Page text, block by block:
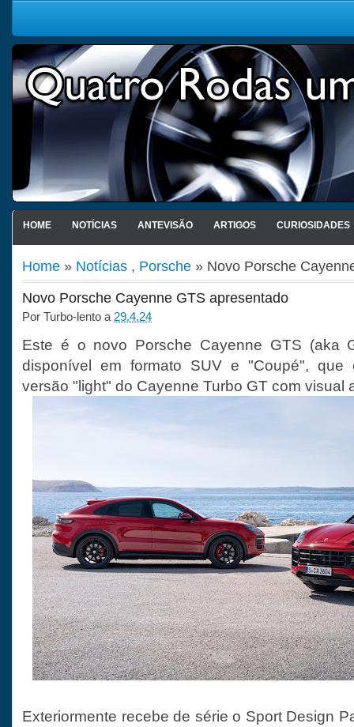
HOME NOTÍCIAS ANTEVISÃO ARTIGOS CURIOSIDADES
Home » Notícias , Porsche » Novo Porsche
Novo Porsche Cayenne GTS apresentado
Por Turbo-lento a 29.4.24
Este é o novo Porsche Cayenne GTS (aka
disponível em formato SUV e "Coupé", que
versão "light" do Cayenne Turbo GT com visual
Exteriormente recebe de série o Sport Design